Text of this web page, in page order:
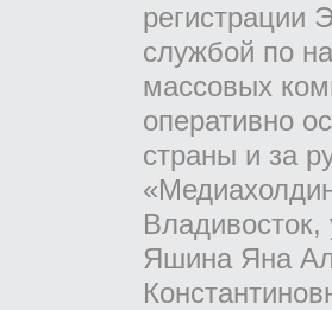
регистрации
службой по
массовых
оперативно
страны и за
Яшина Яна